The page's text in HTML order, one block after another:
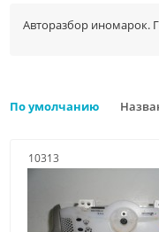
Авторазбор иномарок.
По умолчанию
10313